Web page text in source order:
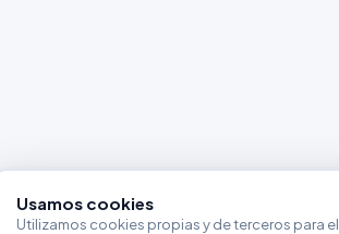
Usamos cookies
Utilizamos cookies propias y de terceros para el